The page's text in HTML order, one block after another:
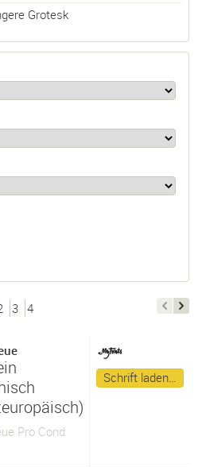
Grotesk
3 4
Pro Cond
Schrift laden…